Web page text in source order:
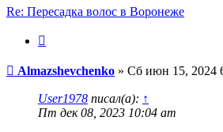
Re: Пересадка волос в Воронеже
Сообщение
Almazshevchenko » Сб июн 15, 2024
User1978 писал(а): ↑
Пт дек 08, 2023 10:04 am